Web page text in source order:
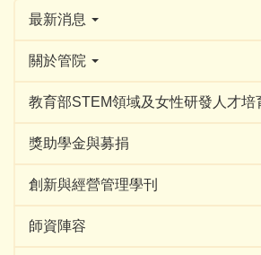
最新消息
關於管院
教育部STEM領域及女性研發人才培
獎助學金與募捐
創新與經營管理學刊
師資陣容